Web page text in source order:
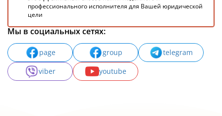
профессионального исполнителя для Вашей юридической
цели
Мы в социальных сетях:
page group
telegram
viber
youtube